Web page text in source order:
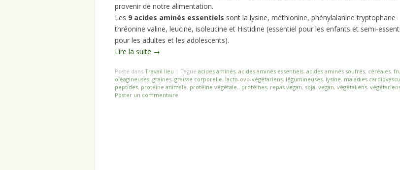
provenir de notre alimentation.
Les 9 acides aminés essentiels sont la lysine, méthionine, phénylalanine tryptophane
thréonine valine, leucine, isoleucine et Histidine (essentiel pour les enfants et semi-
pour les adultes et les adolescents).
Lire la suite →
Posté dans Travail lieu | Tagué acides aminés, acides aminés essentiels, acides aminés soufrés, céréales,
oléagineuses, graines, graisse corporelle, lacto-ovo-végétariens, légumineuses, lysine, maladies
peptides, protéine animale, protéine végétale. , protéines, repas vegan, soja, vegan, végétaliens,
Poster un commentaire